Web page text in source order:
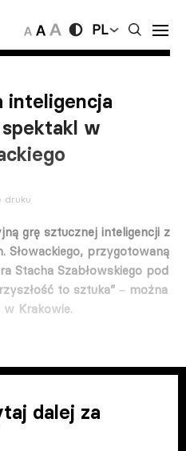
PL
inteligencja
w
druku
grę sztucznej inteligencji z
Słowackiego, przygotowaną
Stacha Szabłowskiego pod
to sztuka” – można
w Krakowie.
dalej za